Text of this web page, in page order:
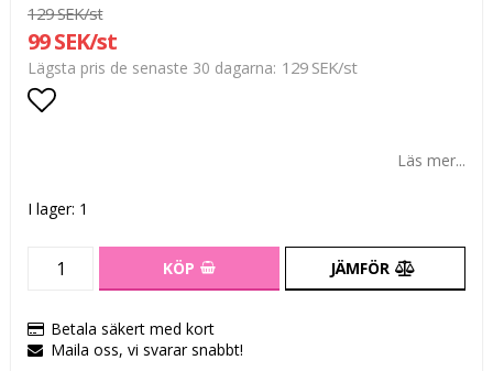
129 SEK/st
99 SEK/st
Lägsta pris de senaste 30 dagarna 129 SEK/st
Läs mer...
I lager: 1
KÖP JÄMFÖR
Betala säkert med kort
Maila oss, vi svarar snabbt!